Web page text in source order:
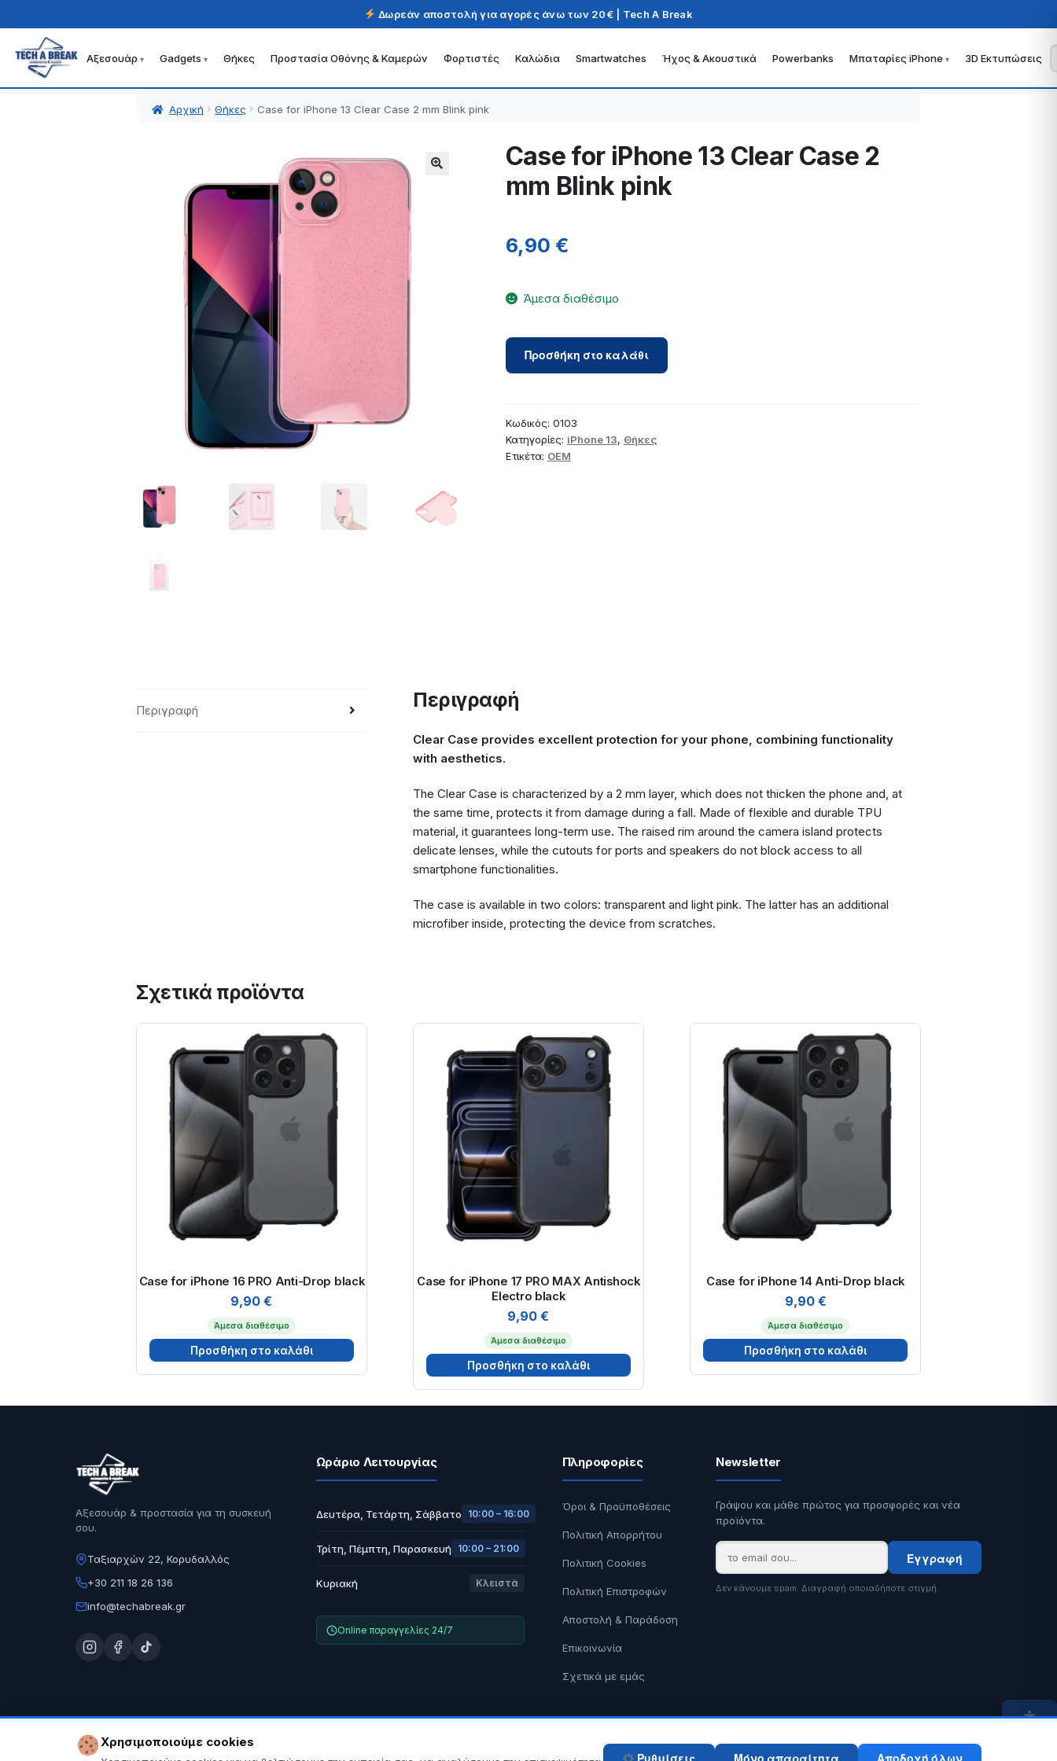
Δωρεάν αποστολή για αγορές άνω των 20€ | Tech A Break
Απευθείας
μετάβαση
Μετάβαση
σε
Αξεσουάρ Gadgets Θήκες Προστασία Οθόνης & Καμερών Φορτιστές Καλώδια Smartwatches Ήχος & Ακουστικά Powerbanks Μπαταρίες iPhone 3D Εκτυπώσεις
Αρχική Θήκες Case for iPhone 13 Clear Case 2 mm Blink pink
Case for iPhone 13 Clear Case 2
mm Blink pink
6,90 €
Άμεσα διαθέσιμο
Case
Clear
Case
2
Προσθήκη στο καλάθι
Κωδικός: 0103
Κατηγορίες: iPhone 13, Θήκες
Ετικέτα: OEM
Περιγραφή Περιγραφή
Clear Case provides excellent protection for your phone, combining functionality
with aesthetics.
The Clear Case is characterized by a 2 mm layer, which does not thicken the phone and, at
the same time, protects it from damage during a fall. Made of flexible and durable TPU
material, it guarantees long-term use. The raised rim around the camera island protects
delicate lenses, while the cutouts for ports and speakers do not block access to all
smartphone functionalities.
The case is available in two colors: transparent and light pink. The latter has an additional
microfiber inside, protecting the device from scratches.
Σχετικά προϊόντα
Case for iPhone 16 PRO Anti-Drop black
9,90€
Άμεσα διαθέσιμο
Προσθήκη στο καλάθι
Case for iPhone 17 PRO MAX Antishock
Electro black
9,90€
Άμεσα διαθέσιμο
Προσθήκη στο καλάθι
Case for iPhone 14 Anti-Drop black
9,90 €
Άμεσα διαθέσιμο
Προσθήκη στο καλάθι
Αξεσουάρ & προστασία για τη συσκευή
σου.
Ταξιαρχών 22, Κορυδαλλός
+30 211 18 26 136
info@techabreak.gr
Ωράριο Λειτουργίας
Δευτέρα, Τετάρτη, Σάββατο 10:00 – 16:00
Τρίτη, Πέμπτη, Παρασκευή 10:00 – 21:00
Κυριακή Κλειστά
Online παραγγελίες 24/7
Πληροφορίες
Όροι & Προϋποθέσεις
Πολιτική Απορρήτου
Πολιτική Cookies
Πολιτική Επιστροφών
Αποστολή & Παράδοση
Επικοινωνία
Σχετικά με εμάς
Newsletter
Γράψου και μάθε πρώτος για προσφορές και νέα
προϊόντα.
Εγγραφή
Δεν κάνουμε spam. Διαγραφή οποιαδήποτε στιγμή.
© 2026 Tech A Break — Built with WooCommerce.
Χρησιμοποιούμε cookies